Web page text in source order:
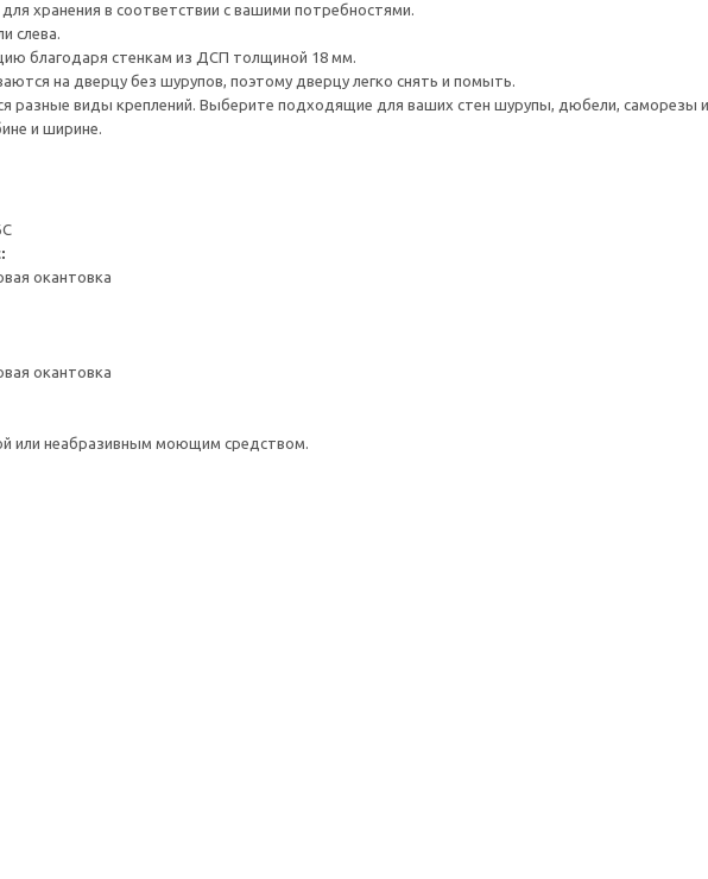
хранения в соответствии с вашими потребностями.
слева.
благодаря стенкам из ДСП толщиной 18 мм.
на дверцу без шурупов, поэтому дверцу легко снять и помыть.
разные виды креплений. Выберите подходящие для ваших стен шурупы, дюбели, саморезы и
и ширине.
окантовка
окантовка
или неабразивным моющим средством.